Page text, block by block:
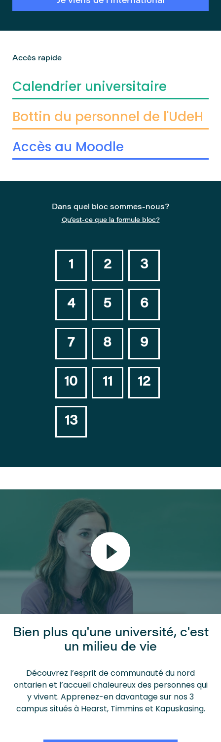
Accès rapide
Calendrier universitaire
Bottin du personnel de l'UdeH
Accès au Moodle
Dans quel bloc sommes-nous?
Qu’est-ce que la formule bloc?
1 2 3
4 5 6
7 8 9
10 11 12
13
Bien plus qu'une université, c'est
un milieu de vie
Découvrez l’esprit de communauté du nord
ontarien et l’accueil chaleureux des personnes qui
y vivent. Apprenez-en davantage sur nos 3
campus situés à Hearst, Timmins et Kapuskasing.